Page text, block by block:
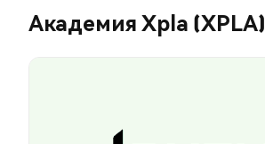
Академия Xpla (XPLA)